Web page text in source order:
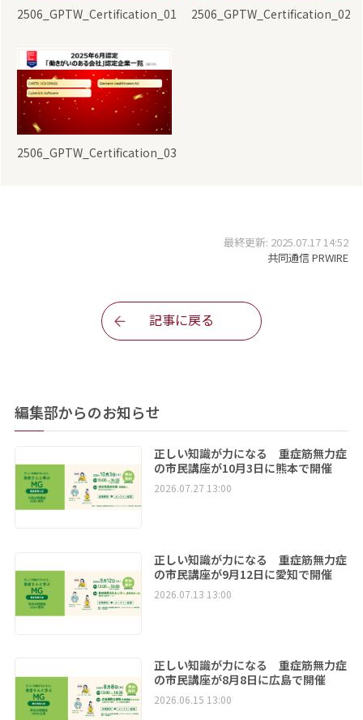
2506_GPTW_Certification_01 2506_GPTW_Certification_02
2506_GPTW_Certification_03
最終更新: 2025.07.17 14:52
共同通信 PRWIRE
記事に戻る
編集部からのお知らせ
正しい知識が力になる 重症筋無力症
の市民講座が10月3日に熊本で開催
2026.07.27 13:00
正しい知識が力になる 重症筋無力症
の市民講座が9月12日に愛知で開催
2026.07.13 13:00
正しい知識が力になる 重症筋無力症
の市民講座が8月8日に広島で開催
2026.06.15 13:00